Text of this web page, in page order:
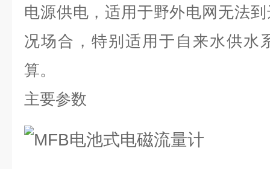
电源供电，适用于野外电网无法
况场合，特别适用于自来水供水
算。
主要参数